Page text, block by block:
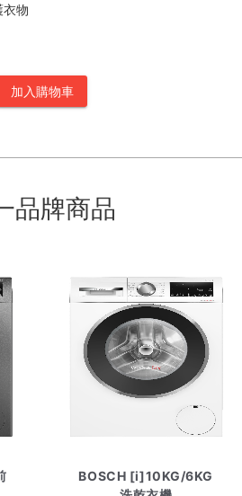
衣物
加入購物車
品牌商品
BOSCH [i]10KG/6KG